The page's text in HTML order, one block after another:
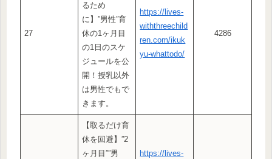
27
るため
に】”男性”育
休の1ヶ月目
の1日のスケ
ジュールを公
開！授乳以外
は男性でもで
きます。
https://lives-
withthreechild
ren.com/ikuk
yu-whattodo/
4286
【取るだけ育
休を回避】”2
ヶ月目””男
https://lives-